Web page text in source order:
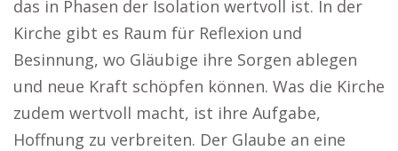
das in Phasen der Isolation wertvoll ist. In der
Kirche gibt es Raum für Reflexion und
Besinnung, wo Gläubige ihre Sorgen ablegen
und neue Kraft schöpfen können. Was die Kirche
zudem wertvoll macht, ist ihre Aufgabe,
Hoffnung zu verbreiten. Der Glaube an eine